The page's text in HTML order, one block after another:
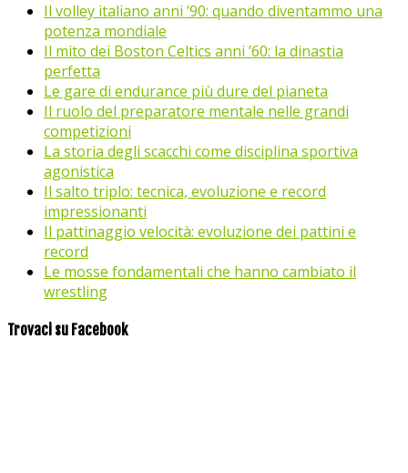
Il volley italiano anni ’90: quando diventammo una
potenza mondiale
Il mito dei Boston Celtics anni ’60: la dinastia
perfetta
Le gare di endurance più dure del pianeta
Il ruolo del preparatore mentale nelle grandi
competizioni
La storia degli scacchi come disciplina sportiva
agonistica
Il salto triplo: tecnica, evoluzione e record
impressionanti
Il pattinaggio velocità: evoluzione dei pattini e
record
Le mosse fondamentali che hanno cambiato il
wrestling
Trovaci su Facebook